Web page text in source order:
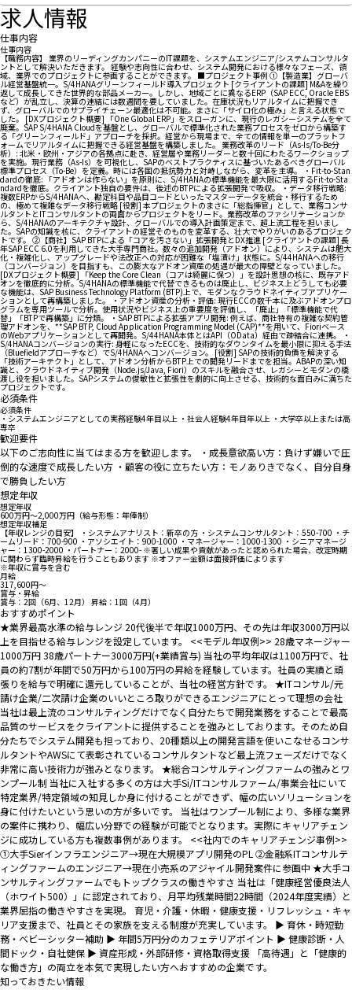
求人情報
仕事内容
仕事内容
【職務内容】 業界のリーディングカンパニーのIT課題を、システムエンジニア/システムコンサルタ
ントとして解決いただきます。 経験や志向性に合わせ、システム開発における様々なフェーズ、領
域、業界でのプロジェクトに参画することができます。 ■プロジェクト事例 ①【製造業】グローバ
ル経営基盤統一。S/4HANAグリーンフィールド導入プロジェクト [クライアントの課題] M&Aを繰り
返して成長してきた世界的な部品メーカー。しかし、地域ごとに異なるERP（SAP ECC, Oracle EBS
など）が乱立し、決算の連結には数週間を要していました。在庫状況もリアルタイムに把握でき
ず、グローバルでのサプライチェーン最適化は不可能。まさに「サイロ化の極み」と言える状態で
した。 [DXプロジェクト概要] 「One Global ERP」をスローガンに、現行のレガシーシステムを全て
廃棄。SAP S/4HANA Cloudを基盤とし、グローバルで標準化された業務プロセスをゼロから構築す
る「グリーンフィールド」アプローチを採択。経営から現場まで、全ての情報を単一のプラットフ
ォームでリアルタイムに把握できる経営基盤を構築しました。 業務改革のリード（As-Is/To-Be分
析）: 北米・欧州・アジアの各拠点に赴き、経営層や業務リーダーと数十回にわたるワークショップ
を実施。現行業務（As-Is）を可視化し、SAPのベストプラクティスに基づいたあるべきグローバル
標準プロセス（To-Be）を定義。時には各国の抵抗勢力と対峙しながら、変革を主導。 ・Fit-to-Stan
dardの徹底: 「アドオンは作らない」を原則に、S/4HANAの標準機能を最大限に活用するFit-to-Sta
ndardを徹底。クライアント独自の要件は、後述のBTPによる拡張開発で吸収。 ・データ移行戦略:
複数ERPからS/4HANAへ、勘定科目や品目コードといったマスターデータを統合・移行するため
の、極めて複雑なデータ移行戦略 [役割] 本プロジェクトのまさに「総指揮官」として、業務コンサ
ルタントとITコンサルタントの両面からプロジェクトをリード。業務改革のファシリテーションか
ら、S/4HANAのアーキテクチャ設計、グローバルでの導入計画策定まで、超上流工程を担いまし
た。SAPの知識を核に、クライアントの経営そのものを変革する、壮大でやりがいのあるプロジェク
トです。 ②【商社】SAP BTPによる「コアを汚さない」拡張開発とDX推進 [クライアントの課題] 長
年SAP ECC 6.0を利用してきた大手専門商社。数々の追加開発（アドオン）により、システムは肥大
化・複雑化し、アップグレードや法改正への対応が困難な「塩漬け」状態に。S/44HANAへの移行
（コンバージョン）を目指すも、この膨大なアドオン資産の処遇が最大の障壁となっていました。
[DXプロジェクト概要] 「Keep the Core Clean（コアは綺麗に保つ）」を設計思想の核に、既存アド
オンを徹底的に分析。S/4HANAの標準機能で代替できるものは廃止し、ビジネス上どうしても必要
な機能は、SAP Business Technology Platform (BTP)上で、モダンなクラウドネイティブアプリケー
ションとして再構築しました。 ・アドオン資産の分析・評価: 現行ECCの数千本に及ぶアドオンプロ
グラムを専用ツールで分析。使用状況やビジネス上の重要度を評価し、「廃止」「標準機能で代
替」「BTPで再構築」に分類。 ・SAP BTPによる拡張アプリ開発: 例えば、商社特有の複雑な契約管
理アドオンを、**SAP BTP, Cloud Application Programming Model (CAP)**を用いて、Fioriベース
のWebアプリケーションとして再開発。S/44HANA本体とはAPI（OData）経由で疎結合に連携。 ・
S/4HANAコンバージョンの実行: 身軽になったECCを、技術的なダウンタイムを最小限に抑える手法
（Bluefieldアプローチなど）でS/4HANAへコンバージョン。 [役割] SAPの技術的負債を解決する
「技術アーキテクト」として、アドオン分析からBTP上での開発リードまでを担当。ABAPの深い知
識と、クラウドネイティブ開発（Node.js/Java, Fiori）のスキルを融合させ、レガシーとモダンの橋
渡し役を担いました。SAPシステムの俊敏性と拡張性を劇的に向上させる、技術的な面白みに満ちた
プロジェクトです。
必須条件
必須条件
・システムエンジニアとしての実務経験4年目以上 ・社会人経験4年目年以上 ・大学卒以上または高
専卒
歓迎要件
以下のご志向性に当てはまる方を歓迎します。 ・成長意欲高い方：負けず嫌いで圧
倒的な速度で成長したい方 ・顧客の役に立ちたい方：モノありきでなく、自分自身
で勝負したい方
想定年収
想定年収
600万円〜2,000万円（給与形態：年俸制）
想定年収補足
【年収レンジの目安】 ・システムアナリスト：新卒の方 ・システムコンサルタント：550-700 ・チ
ームリード：700-900 ・アソシエイト：900-1000 ・マネージャー：1000-1300 ・シニアマネージ
ャー：1300-2000 ・パートナー：2000- ※著しい成果や貢献があったと認められた場合、改定時期
に関わらず臨時昇給を行うこともあります ※オファー金額は面接評価によります
※年収に賞与を含む
月給
317,600円〜
賞与・昇給
賞与：2回（6月、12月） 昇給：1回（4月）
おすすめポイント
★業界最高水準の給与レンジ 20代後半で年収1000万円、その先は年収3000万円以
上を目指せる給与レンジを設定しています。 <<モデル年収例>> 28歳マネージャー
1000万円 38歳パートナー3000万円(+業績賞与) 当社の平均年収は1100万円で、社
員の約7割が年間で50万円から100万円の昇給を経験しています。社員の実績と頑
張りを給与で明確に還元していることが、当社の経営方針です。 ★ITコンサル/元
請け企業/二次請け企業のいいところ取りができるエンジニアにとって理想の会社
当社は最上流のコンサルティングだけでなく自分たちで開発業務をすることで最高
品質のサービスをクライアントに提供することを強みとしております。そのため自
分たちでシステム開発も担っており、20種類以上の開発言語を使いこなせるコンサ
ルタントやAWSにて表彰されているコンサルタントなど最上流フェーズだけでなく
非常に高い技術力が強みとなります。 ★総合コンサルティングファームの強みとワ
ンプール制 当社に入社する多くの方は大手Si/ITコンサルファーム/事業会社にいて
特定業界/特定領域の知見しか身に付けることができず、幅の広いソリューションを
身に付けたいという思いの方が多いです。 当社はワンプール制により、多様な業界
の案件に携わり、幅広い分野での経験が可能でとなります。実際にキャリアチェン
ジに成功している方も複数事例があります。 <<社内でのキャリアチェンジ事例>>
①大手Sierインフラエンジニア→現在大規模アプリ開発のPL ②金融系ITコンサルテ
ィングファームのエンジニア→現在小売系のアジャイル開発案件に参画中 ★大手コ
ンサルティングファームでもトップクラスの働きやすさ 当社は「健康経営優良法人
（ホワイト500）」に認定されており、月平均残業時間22時間（2024年度実績）と
業界屈指の働きやすさを実現。 育児・介護・休暇・健康支援・リフレッシュ・キャ
リア支援まで、社員とその家族を支える制度が充実しています。 ▶ 育休・時短勤
務・ベビーシッター補助 ▶ 年間5万円分のカフェテリアポイント ▶ 健康診断・人
間ドック・自社健保 ▶ 資産形成・外部研修・資格取得支援 「高待遇」と「健康的
な働き方」の両立を本気で実現したい方へおすすめの企業です。
知っておきたい情報